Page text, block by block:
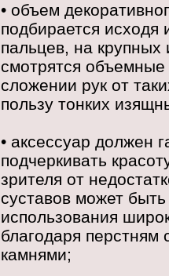
• объем
подбирается
пальцев, на
смотрятся
сложении рук от
пользу тонких
• аксессуар должен
подчеркивать
зрителя от
суставов может
использования
благодаря
камнями;